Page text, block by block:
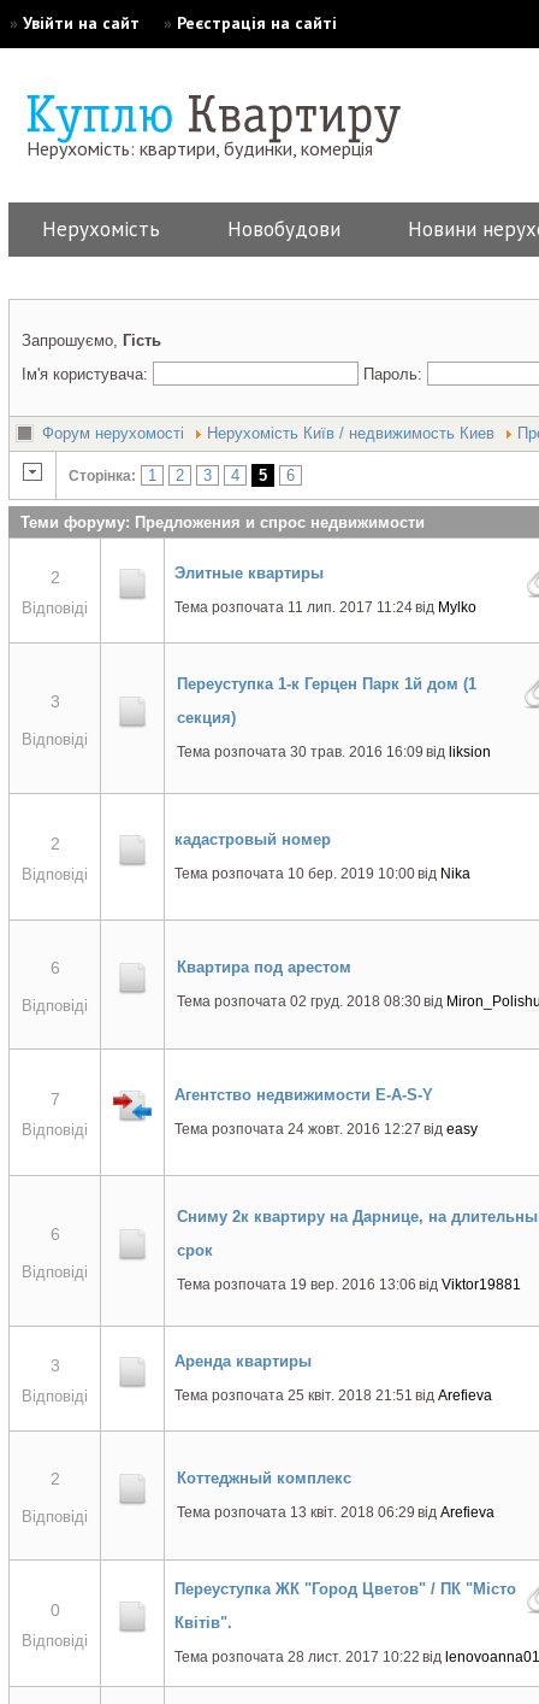
» Увійти на сайт » Реєстрація на сайті
Нерухомість: квартири, будинки, комерція
Нерухомість Новобудови Новини
Запрошуємо, Гість
Ім'я користувача:
Пароль:
Форум нерухомості Нерухомість Київ / недвижимость Киев
Сторінка: 1 2 3 4 5 6
Теми форуму: Предложения и спрос недвижимости
2
Відповіді
Элитные квартиры
Тема розпочата 11 лип. 2017 11:24від Mylko
3
Відповіді
Переуступка 1-к Герцен Парк 1й дом (1
секция)
Тема розпочата 30 трав. 2016 16:09 від liksion
2
Відповіді
кадастровый номер
Тема розпочата 10 бер. 2019 10:00від Nika
6
Відповіді
Квартира под арестом
Тема розпочата 02 груд. 2018 08:30від
7
Відповіді
Агентство недвижимости E-A-S-Y
Тема розпочата 24 жовт. 2016 12:27 від easy
6
Відповіді
Сниму 2к квартиру на Дарнице, на
срок
Тема розпочата 19 вер. 2016 13:06 від Viktor19881
3
Відповіді
Аренда квартиры
Тема розпочата 25 квіт. 2018 21:51 від Arefieva
2
Відповіді
Коттеджный комплекс
Тема розпочата 13 квіт. 2018 06:29 від Arefieva
0
Відповіді
Переуступка ЖК "Город Цветов" / ПК "Місто
Квітів".
Тема розпочата 28 лист. 2017 10:22 від lenovoanna01